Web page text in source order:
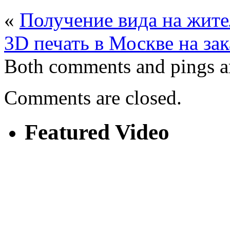
« Получение вида на
3D печать в Москве на
Both comments and pings
Comments are closed.
Featured Video